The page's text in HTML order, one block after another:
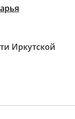
Иркутской